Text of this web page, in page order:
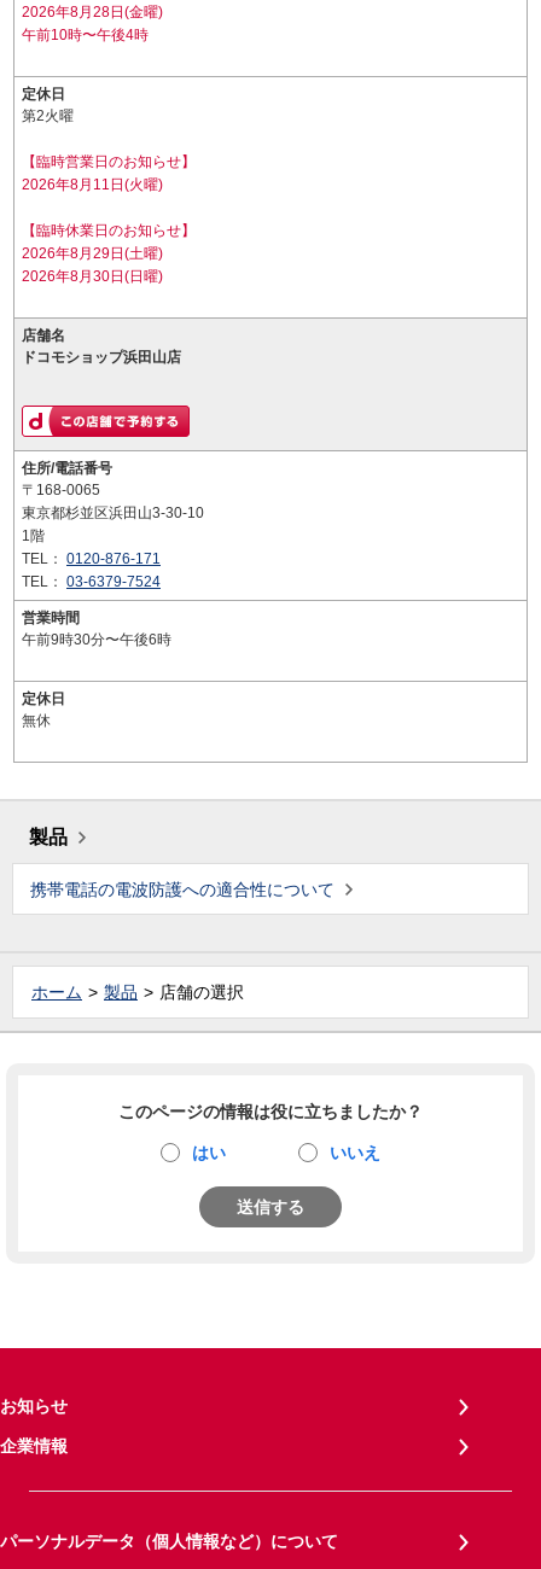
2026年8月28日(金曜)
午前10時〜午後4時
定休日
第2火曜
【臨時営業日のお知らせ】
2026年8月11日(火曜)
【臨時休業日のお知らせ】
2026年8月29日(土曜)
2026年8月30日(日曜)
店舗名
ドコモショップ浜田山店
住所/電話番号
〒168-0065
東京都杉並区浜田山3-30-10
1階
TEL： 0120-876-171
TEL： 03-6379-7524
営業時間
午前9時30分〜午後6時
定休日
無休
製品
携帯電話の電波防護への適合性について
ホーム 製品 店舗の選択
このページの情報は役に立ちましたか？
はい いいえ
送信する
お知らせ
企業情報
パーソナルデータ（個人情報など）について